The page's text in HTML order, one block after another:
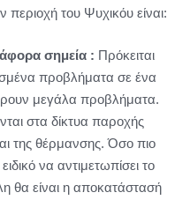
του Ψυχικόυ είναι:
σημεία : Πρόκειται
προβλήματα σε ένα
μεγάλα προβλήματα.
στα δίκτυα παροχής
της θέρμανσης. Όσο πιο
να αντιμετωπίσει το
θα είναι η αποκατάστασή